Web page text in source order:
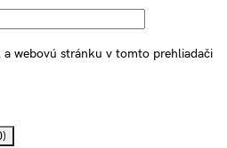
webovú stránku v tomto prehliadači